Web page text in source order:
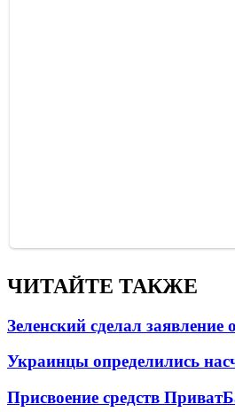
ЧИТАЙТЕ ТАКЖЕ
Зеленский сделал
Украинцы определились
Присвоение средств